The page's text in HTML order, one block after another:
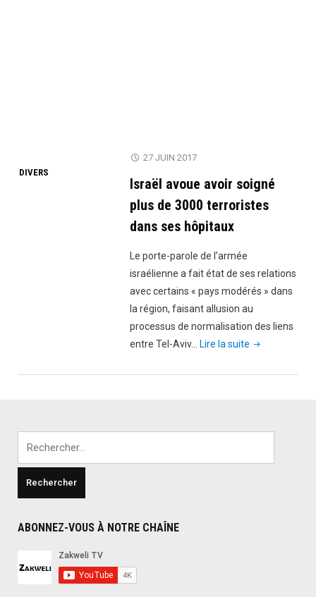
DIVERS
27 JUIN 2017
Israël avoue avoir soigné
plus de 3000 terroristes
dans ses hôpitaux
Le porte-parole de l’armée
israélienne a fait état de ses relations
avec certains « pays modérés » dans
la région, faisant allusion au
processus de normalisation des liens
entre Tel-Aviv…
Lire la suite "Israël
avoir
de
terroristes
ABONNEZ-VOUS À NOTRE CHAÎNE